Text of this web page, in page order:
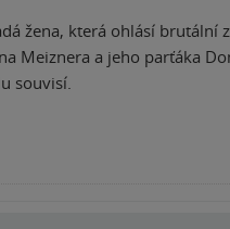
žena, která ohlásí brutální
Meiznera a jeho parťáka
souvisí.